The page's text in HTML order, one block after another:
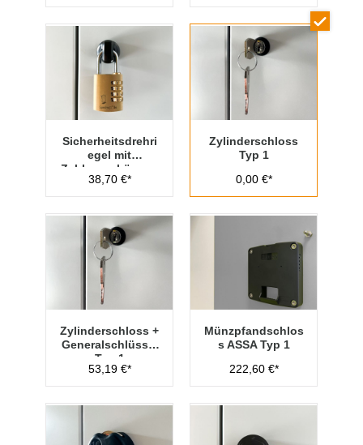
Sicherheitsdrehri
egel mit
Zahlenvorhänges
chloss Typ 1
38,70 €*
Zylinderschloss
Typ 1
0,00 €*
Zylinderschloss +
Generalschlüssel
Typ 1
53,19 €*
Münzpfandschlos
s ASSA Typ 1
222,60 €*